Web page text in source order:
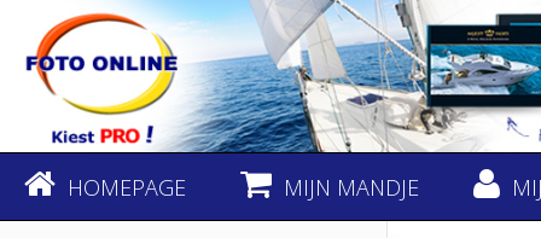
HOMEPAGE MIJN MANDJE